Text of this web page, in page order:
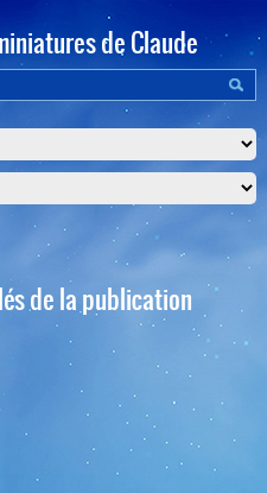
de Claude
de la publication